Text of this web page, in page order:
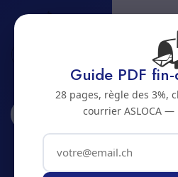
Accueil
Abonnement
Guide PDF
28 pages, règle des 3%,
courrier ASLOCA